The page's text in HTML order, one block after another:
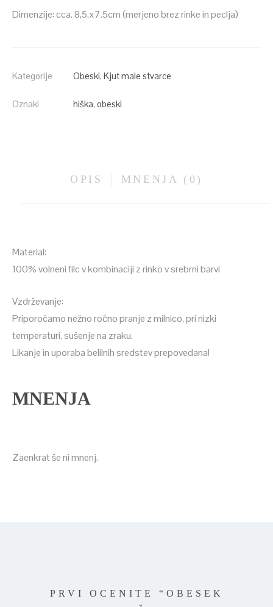
Dimenzije: cca. 8,5,x7.5cm (merjeno brez rinke in peclja)
Kategorije Obeski, Kjut male stvarce
Oznaki hiška, obeski
OPIS MNENJA (0)
Material:
100% volneni filc v kombinaciji z rinko v srebrni barvi
Vzdrževanje:
Priporočamo nežno ročno pranje z milnico, pri nizki
temperaturi, sušenje na zraku.
Likanje in uporaba belilnih sredstev prepovedana!
MNENJA
Zaenkrat še ni mnenj.
PRVI OCENITE “OBESEK